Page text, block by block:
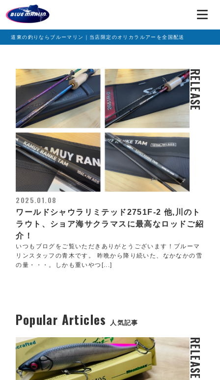
道東の釣りならブルーマリン｜当店限定のオリカラルアーを全国配送
RELEASE
2025.01.08
ワールドシャウラリミテッド2751F-2 他,川のト
ラウト、ショア海サクラマスに最高なロッドご紹
介！
いつもブログをご覧いただきありがとうございます！ブルーマ
リンスタッフの青木です。 昨晩から降り続いた、なかなかの雪
の量・・・。しかも重いやつ[...]
Popular Articles 人気記事
RELEASE